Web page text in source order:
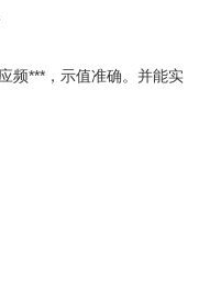
频***，示值准确。并能实